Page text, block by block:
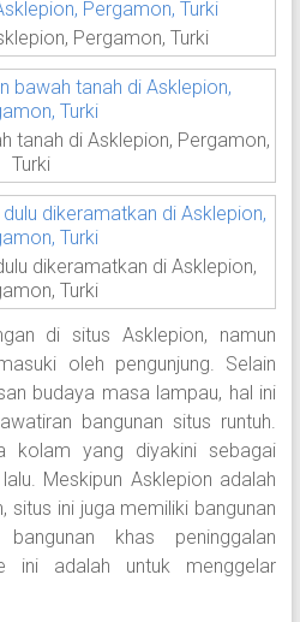
Pergamon, Turki
tanah di Asklepion, Pergamon,
Turki
dikeramatkan di Asklepion,
Turki
di situs Asklepion, namun
oleh pengunjung. Selain
budaya masa lampau, hal ini
bangunan situs runtuh.
kolam yang diyakini sebagai
Meskipun Asklepion adalah
situs ini juga memiliki bangunan
khas peninggalan
ini adalah untuk menggelar